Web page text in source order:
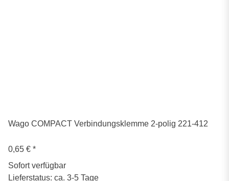
Wago COMPACT Verbindungsklemme 2-polig 221-412
0,65 € *
Sofort verfügbar
Lieferstatus: ca. 3-5 Tage